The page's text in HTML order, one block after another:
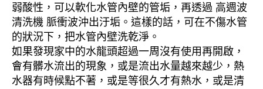
弱酸性，可以軟化水管內壁的管垢，再透過 高週波
清洗機 脈衝波沖出汙垢。這樣的話，可在不傷水管
的狀況下，把水管內壁洗乾淨。
如果發現家中的水龍頭超過一周沒有使用再開啟，
會有髒水流出的現象，或是流出水量越來越少，熱
水器有時候點不著，或是等很久才有熱水，或是清